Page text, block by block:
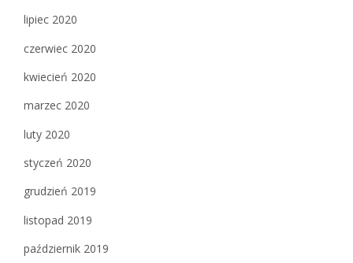
lipiec 2020
czerwiec 2020
kwiecień 2020
marzec 2020
luty 2020
styczeń 2020
grudzień 2019
listopad 2019
październik 2019